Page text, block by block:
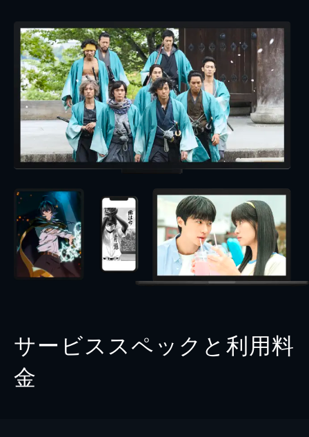
サービススペックと利用料
金